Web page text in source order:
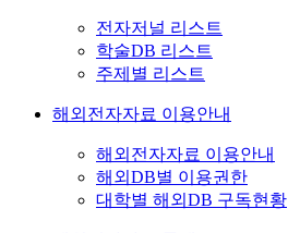
전자저널 리스트
학술DB 리스트
주제별 리스트
해외전자자료 이용안내
해외전자자료 이용안내
해외DB별 이용권한
대학별 해외DB 구독현황